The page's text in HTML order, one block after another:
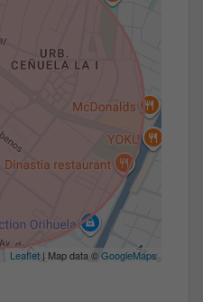
Leaflet | Map data ©GoogleMaps